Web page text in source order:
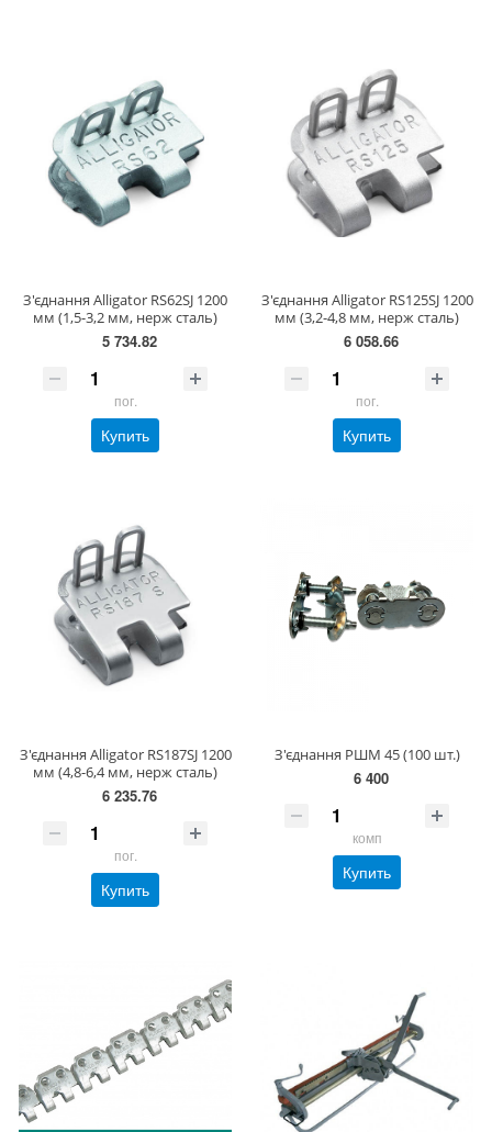
З'єднання Alligator RS62SJ 1200
мм (1,5-3,2 мм, нерж сталь)
5 734.82
пог.
Купить
З'єднання Alligator RS125SJ 1200
мм (3,2-4,8 мм, нерж сталь)
6 058.66
пог.
Купить
З'єднання Alligator RS187SJ 1200
мм (4,8-6,4 мм, нерж сталь)
6 235.76
пог.
Купить
З'єднання РШМ 45 (100 шт.)
6 400
комп
Купить